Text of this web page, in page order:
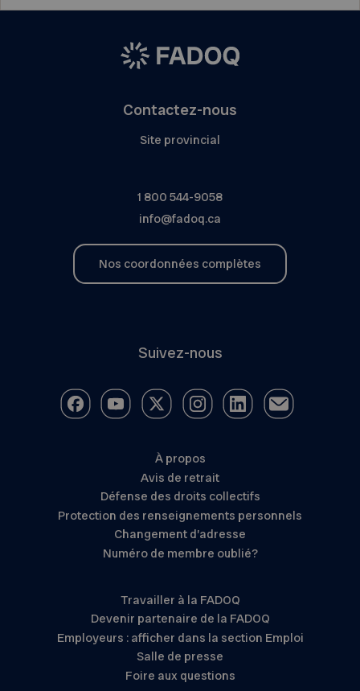
Contactez-nous
Site provincial
1 800 544-9058
info@fadoq.ca
Nos coordonnées complètes
Suivez-nous
À propos
Avis de retrait
Défense des droits collectifs
Protection des renseignements personnels
Changement d’adresse
Numéro de membre oublié?
Travailler à la FADOQ
Devenir partenaire de la FADOQ
Employeurs : afficher dans la section Emploi
Salle de presse
Foire aux questions